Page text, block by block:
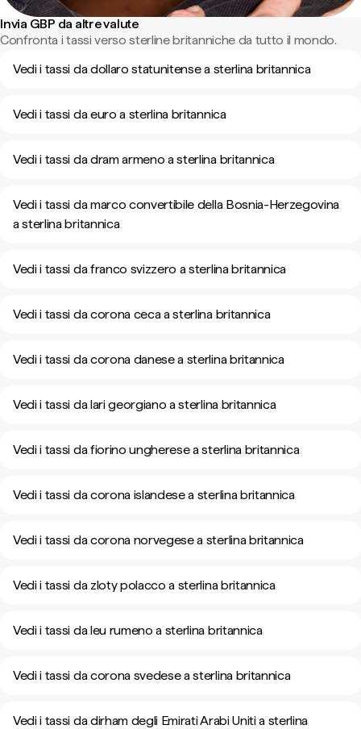
Invia GBP da altre valute
Confronta i tassi verso sterline britanniche da tutto il mondo.
Vedi i tassi da dollaro statunitense a sterlina britannica
Vedi i tassi da euro a sterlina britannica
Vedi i tassi da dram armeno a sterlina britannica
Vedi i tassi da marco convertibile della Bosnia-Herzegovina
a sterlina britannica
Vedi i tassi da franco svizzero a sterlina britannica
Vedi i tassi da corona ceca a sterlina britannica
Vedi i tassi da corona danese a sterlina britannica
Vedi i tassi da lari georgiano a sterlina britannica
Vedi i tassi da fiorino ungherese a sterlina britannica
Vedi i tassi da corona islandese a sterlina britannica
Vedi i tassi da corona norvegese a sterlina britannica
Vedi i tassi da zloty polacco a sterlina britannica
Vedi i tassi da leu rumeno a sterlina britannica
Vedi i tassi da corona svedese a sterlina britannica
Vedi i tassi da dirham degli Emirati Arabi Uniti a sterlina